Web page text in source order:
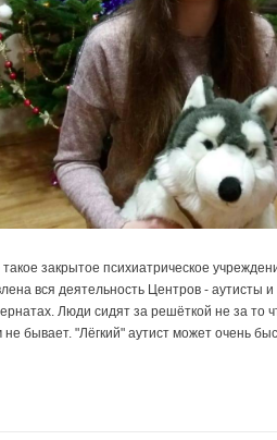
закрытое психиатрическое
вся деятельность Центров -
Люди сидят за решёткой не за то
бывает. "Лёгкий" аутист может очень